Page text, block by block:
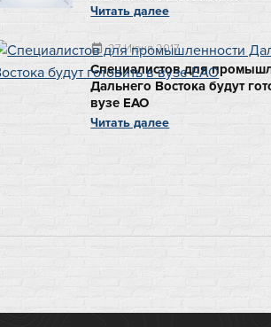
Читать далее
event 27 Июня 2017
Специалистов для
Дальнего Востока будут
вузе ЕАО
Читать далее